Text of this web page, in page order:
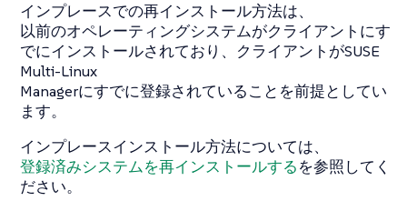
インプレースでの再インストール方法は、
以前のオペレーティングシステムがクライアントにす
でにインストールされており、クライアントがSUSE
Multi-Linux
Managerにすでに登録されていることを前提としてい
ます。
インプレースインストール方法については、
登録済みシステムを再インストールするを参照してく
ださい。